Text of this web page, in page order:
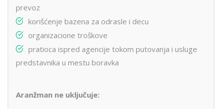
prevoz
korišćenje bazena za odrasle i decu
organizacione troškove
pratioca ispred agencije tokom putovanja i usluge
predstavnika u mestu boravka
Aranžman ne uključuje: